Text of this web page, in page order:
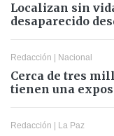
Localizan sin
desaparecido
Redacción Nacional
Cerca de tres
tienen una
Redacción La Paz